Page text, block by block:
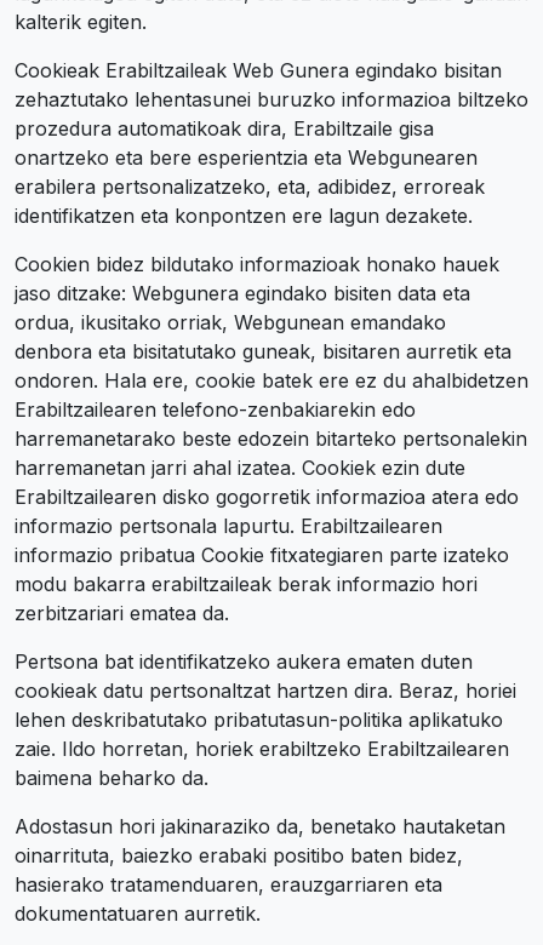
kalterik egiten.
Cookieak Erabiltzaileak Web Gunera egindako bisitan
zehaztutako lehentasunei buruzko informazioa biltzeko
prozedura automatikoak dira, Erabiltzaile gisa
onartzeko eta bere esperientzia eta Webgunearen
erabilera pertsonalizatzeko, eta, adibidez, erroreak
identifikatzen eta konpontzen ere lagun dezakete.
Cookien bidez bildutako informazioak honako hauek
jaso ditzake: Webgunera egindako bisiten data eta
ordua, ikusitako orriak, Webgunean emandako
denbora eta bisitatutako guneak, bisitaren aurretik eta
ondoren. Hala ere, cookie batek ere ez du ahalbidetzen
Erabiltzailearen telefono-zenbakiarekin edo
harremanetarako beste edozein bitarteko pertsonalekin
harremanetan jarri ahal izatea. Cookiek ezin dute
Erabiltzailearen disko gogorretik informazioa atera edo
informazio pertsonala lapurtu. Erabiltzailearen
informazio pribatua Cookie fitxategiaren parte izateko
modu bakarra erabiltzaileak berak informazio hori
zerbitzariari ematea da.
Pertsona bat identifikatzeko aukera ematen duten
cookieak datu pertsonaltzat hartzen dira. Beraz, horiei
lehen deskribatutako pribatutasun-politika aplikatuko
zaie. Ildo horretan, horiek erabiltzeko Erabiltzailearen
baimena beharko da.
Adostasun hori jakinaraziko da, benetako hautaketan
oinarrituta, baiezko erabaki positibo baten bidez,
hasierako tratamenduaren, erauzgarriaren eta
dokumentatuaren aurretik.